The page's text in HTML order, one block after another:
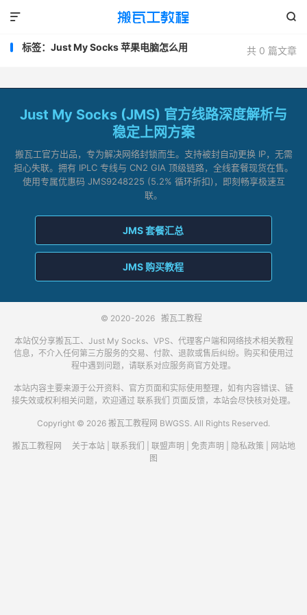


共 0 篇文章
标签：Just My Socks 苹果电脑怎么用
Just My Socks (JMS) 官方线路深度解析与
稳定上网方案
搬瓦工官方出品，专为解决网络封锁而生。支持被封自动更换 IP，无需
担心失联。拥有 IPLC 专线与 CN2 GIA 顶级链路，全线套餐现货在售。
使用专属优惠码 JMS9248225 (5.2% 循环折扣)，即刻畅享极速互
联。
JMS 套餐汇总
JMS 购买教程
© 2020-2026 搬瓦工教程
本站仅分享搬瓦工、Just My Socks、VPS、代理客户端和网络技术相关教程
信息，不介入任何第三方服务的交易、付款、退款或售后纠纷。购买和使用过
程中遇到问题，请联系对应服务商官方处理。
本站内容主要来源于公开资料、官方页面和实际使用整理，如有内容错误、链
接失效或权利相关问题，欢迎通过 联系我们 页面反馈，本站会尽快核对处理。
Copyright © 2026 搬瓦工教程网 BWGSS. All Rights Reserved.
搬瓦工教程网 关于本站| 联系我们 联盟声明 免责声明 隐私政策
网站地
图